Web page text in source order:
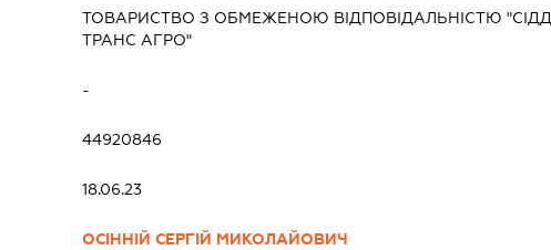
ТОВАРИСТВО З ОБМЕЖЕНОЮ ВІДПОВІДАЛЬНІСТЮ "СІДД
ТРАНС АГРО"
-
44920846
18.06.23
ОСІННІЙ СЕРГІЙ МИКОЛАЙОВИЧ